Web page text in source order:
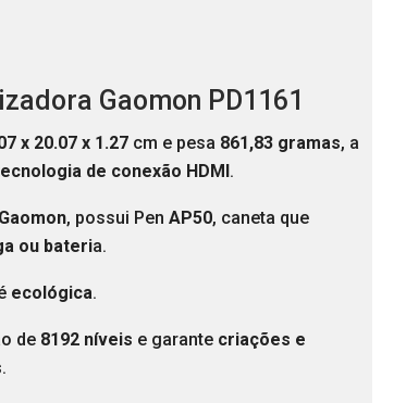
Gaomon PD1161
x 20.07 x 1.27 cm e pesa 861,83 gramas, a
de conexão HDMI.
, possui Pen AP50, caneta que
ou bateria.
ecológica.
de 8192 níveis e garante criações e
.